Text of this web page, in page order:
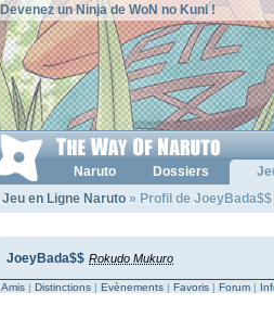
Devenez un Ninja de WoN no Kuni !
Naruto Dossiers
Jeu en Ligne Naruto » Profil de JoeyBada$$
JoeyBada$$ Rokudo Mukuro
Amis | Distinctions | Evènements | Favoris | Forum |